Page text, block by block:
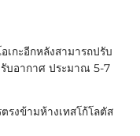
เกะอีกหลังสามารถปรับ
บอากาศ ประมาณ 5-7
งข้ามห้างเทสโก้โลตัส